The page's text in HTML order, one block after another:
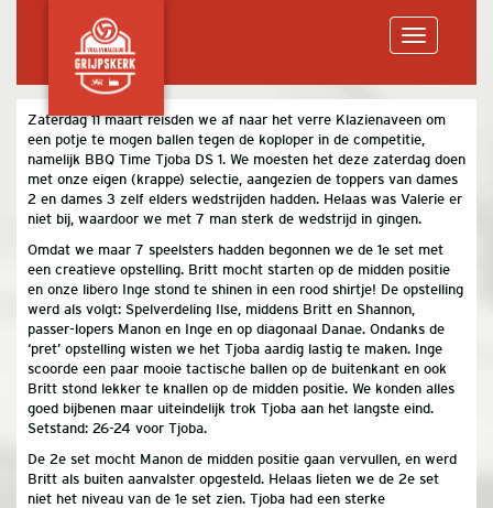
navigation
Zaterdag 11 maart reisden we af naar het verre Klazienaveen om
een potje te mogen ballen tegen de koploper in de competitie,
namelijk BBQ Time Tjoba DS 1. We moesten het deze zaterdag doen
met onze eigen (krappe) selectie, aangezien de toppers van dames
2 en dames 3 zelf elders wedstrijden hadden. Helaas was Valerie er
niet bij, waardoor we met 7 man sterk de wedstrijd in gingen.
Omdat we maar 7 speelsters hadden begonnen we de 1e set met
een creatieve opstelling. Britt mocht starten op de midden positie
en onze libero Inge stond te shinen in een rood shirtje! De opstelling
werd als volgt: Spelverdeling Ilse, middens Britt en Shannon,
passer-lopers Manon en Inge en op diagonaal Danae. Ondanks de
‘pret’ opstelling wisten we het Tjoba aardig lastig te maken. Inge
scoorde een paar mooie tactische ballen op de buitenkant en ook
Britt stond lekker te knallen op de midden positie. We konden alles
goed bijbenen maar uiteindelijk trok Tjoba aan het langste eind.
Setstand: 26-24 voor Tjoba.
De 2e set mocht Manon de midden positie gaan vervullen, en werd
Britt als buiten aanvalster opgesteld. Helaas lieten we de 2e set
niet het niveau van de 1e set zien. Tjoba had een sterke